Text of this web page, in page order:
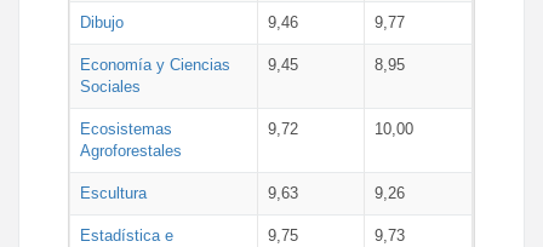
Dibujo 9,46 9,77
Economía y Ciencias
Sociales
9,45 8,95
Ecosistemas
Agroforestales
9,72 10,00
Escultura 9,63 9,26
Estadística e
9,75 9,73